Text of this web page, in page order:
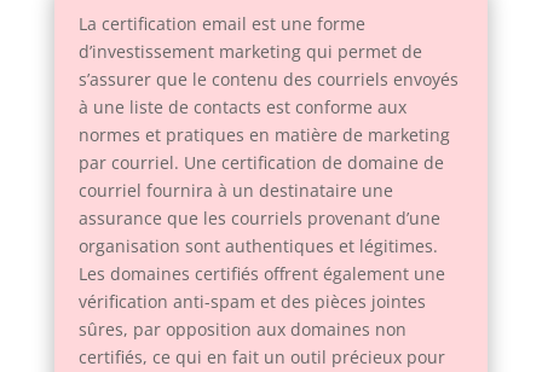
La certification email est une forme
d’investissement marketing qui permet de
s’assurer que le contenu des courriels envoyés
à une liste de contacts est conforme aux
normes et pratiques en matière de marketing
par courriel. Une certification de domaine de
courriel fournira à un destinataire une
assurance que les courriels provenant d’une
organisation sont authentiques et légitimes.
Les domaines certifiés offrent également une
vérification anti-spam et des pièces jointes
sûres, par opposition aux domaines non
certifiés, ce qui en fait un outil précieux pour